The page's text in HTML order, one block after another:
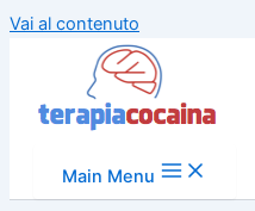
Vai al contenuto
Main Menu